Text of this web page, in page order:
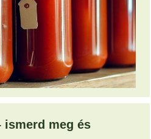
ismerd meg és